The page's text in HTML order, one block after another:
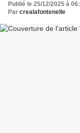
Publié le 25/12/2025 à
Par crealafontenelle